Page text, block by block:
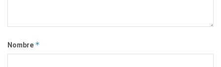
Nombre *